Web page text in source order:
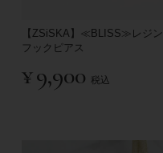
【ZSiSKA】≪BLISS≫レジン
フックピアス
¥9,900 税込